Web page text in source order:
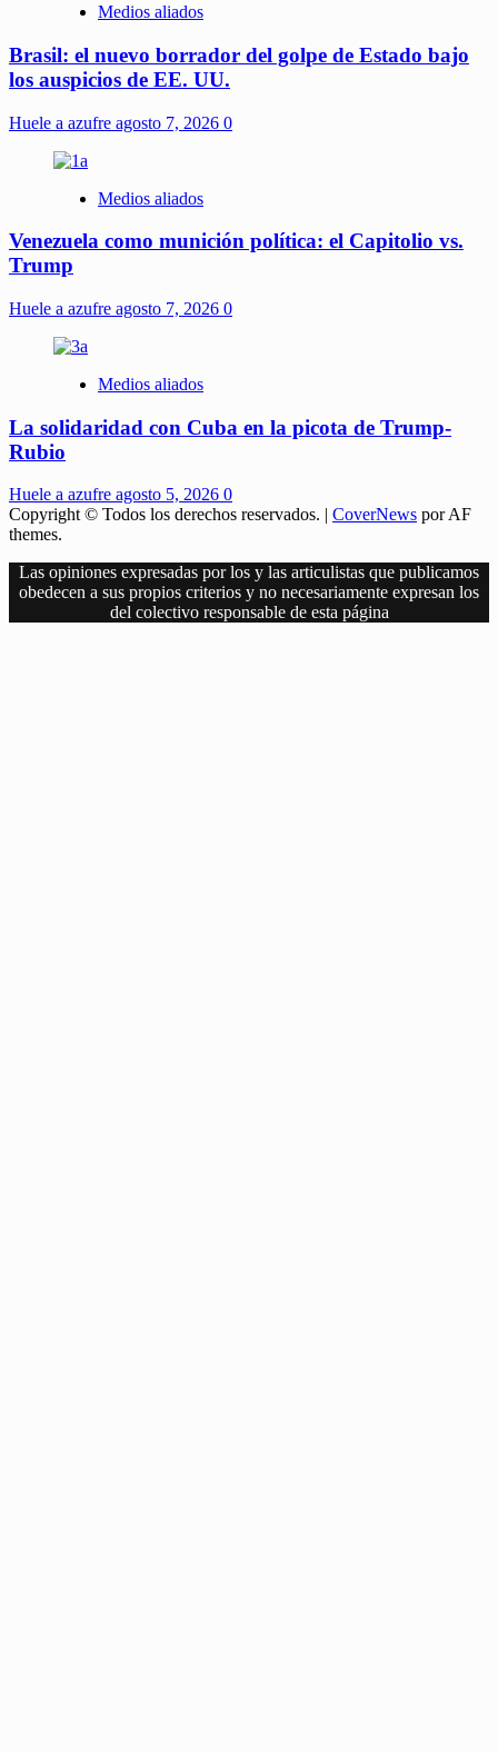
Medios aliados
Brasil: el nuevo borrador del golpe de Estado bajo
los auspicios de EE. UU.
Huele a azufre agosto 7, 2026 0
Medios aliados
Venezuela como munición política: el Capitolio vs.
Trump
Huele a azufre agosto 7, 2026 0
Medios aliados
La solidaridad con Cuba en la picota de Trump-
Rubio
Huele a azufre agosto 5, 2026 0
Copyright © Todos los derechos reservados. | CoverNews por AF
themes.
Las opiniones expresadas por los y las articulistas que publicamos
obedecen a sus propios criterios y no necesariamente expresan los
del colectivo responsable de esta página